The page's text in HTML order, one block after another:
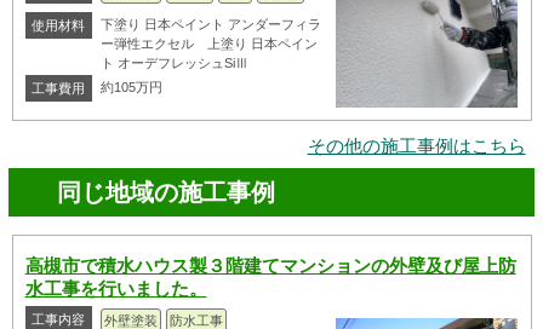
使用材料
下塗り 日本ペイント アンダーフィラ
ー弾性エクセル 上塗り 日本ペイン
ト オーデフレッシュSiⅢ
工事費用
約105万円
その他の施工事例はこちら
同じ地域の施工事例
高槻市で積水ハウス製３階建てマンションの外壁及び屋上防
水工事を行いました。
工事内容 外壁塗装
防水工事